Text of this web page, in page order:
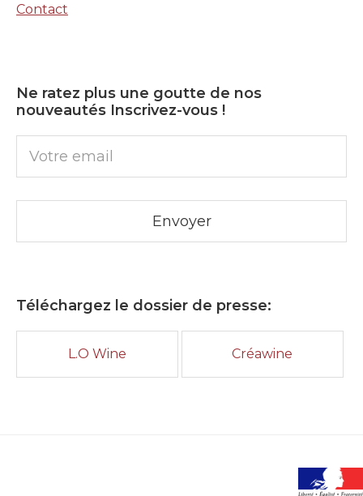
Contact
Ne ratez plus une goutte de nos
nouveautés Inscrivez-vous !
Téléchargez le dossier de presse:
L.O Wine Créawine